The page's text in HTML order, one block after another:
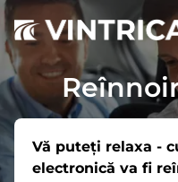
Vă puteți relaxa -
electronică va fi